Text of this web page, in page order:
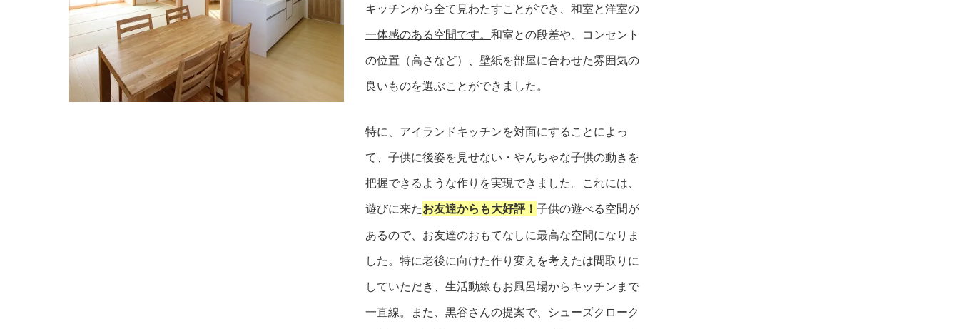
キッチンから全て見わたすことができ、和室と洋室の
一体感のある空間です。 和室との段差や、コンセント
の位置（高さなど）、壁紙を部屋に合わせた雰囲気の
良いものを選ぶことができました。
特に、アイランドキッチンを対面にすることによっ
て、子供に後姿を見せない・やんちゃな子供の動きを
把握できるような作りを実現できました。これには、
遊びに来たお友達からも大好評！ 子供の遊べる空間が
あるので、お友達のおもてなしに最高な空間になりま
した。特に老後に向けた作り変えを考えたは間取りに
していただき、生活動線もお風呂場からキッチンまで
一直線。また、黒谷さんの提案で、シューズクローク